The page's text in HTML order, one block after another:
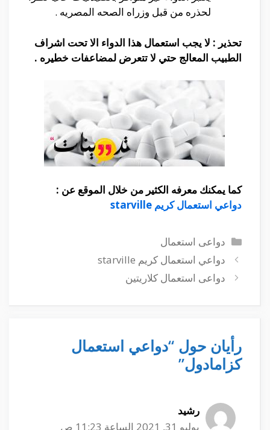
لحذره من قبل وزراه الصحه المصريه .
تحذير : لا يجب استعمال هذا الدواء الا تحت اشراف
الطبيب المعالج حتي لا تتعرض لمضاعفات خطيره .
كما يمكنك معرفه الكثير من خلال الموقع عن :
دواعي استعمال كريم starville
التصنيفات
دواعى استعمال
دواعي استعمال كريم starville
دواعى استعمال كلاريتين
رأيان حول “دواعي استعمال
كزامادول”
رشيد
يوليو 31, 2021 الساعة 11:23 ص